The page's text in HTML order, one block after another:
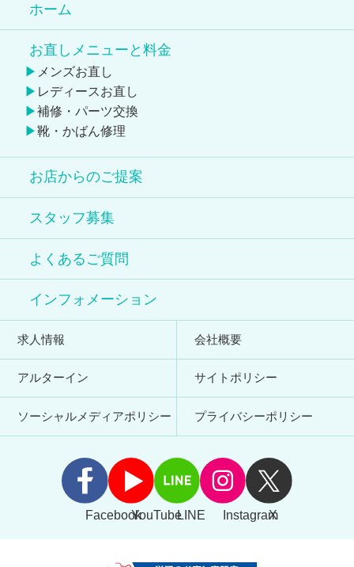
ホーム
お直しメニューと料金
メンズお直し
レディースお直し
補修・パーツ交換
靴・かばん修理
お店からのご提案
スタッフ募集
よくあるご質問
インフォメーション
求人情報 会社概要
アルターイン サイトポリシー
ソーシャルメディアポリシー プライバシーポリシー
FacebookYouTubeLINE Instagram
X